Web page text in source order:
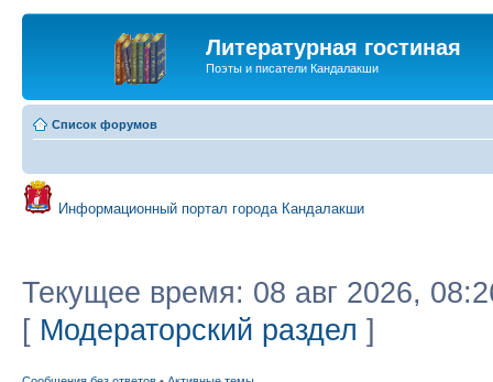
Литературная гостиная
Поэты и писатели Кандалакши
Список форумов
Информационный портал города Кандалакши
Текущее время: 08 авг 2026,
[ Модераторский раздел ]